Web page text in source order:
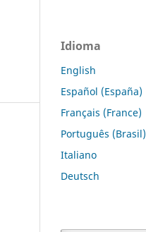
Idioma
English
Español (España)
Français (France)
Português (Brasil)
Italiano
Deutsch